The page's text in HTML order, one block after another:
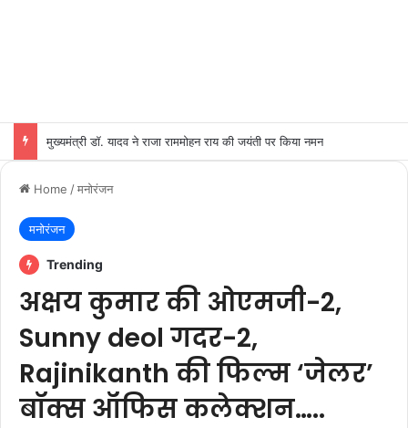
मुख्यमंत्री डॉ. यादव ने राजा राममोहन राय की जयंती पर किया नमन
Home /मनोरंजन
मनोरंजन
Trending
अक्षय कुमार की ओएमजी-2,
Sunny deol गदर-2,
Rajinikanth की फिल्म ‘जेलर’
बॉक्स ऑफिस कलेक्शन…..